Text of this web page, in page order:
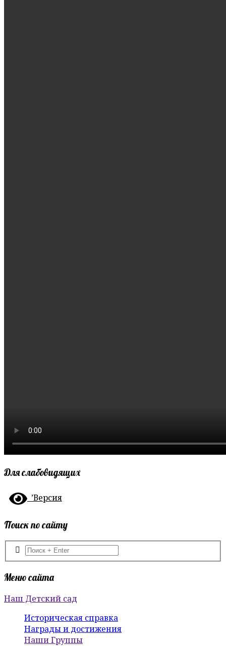
Для слабовидящих
’Версия
Поиск по сайту
Меню сайта
Наш Детский сад
Историческая справка
Награды и достижения
Наши Группы